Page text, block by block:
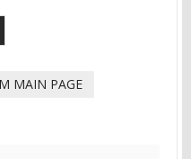
MAIN PAGE